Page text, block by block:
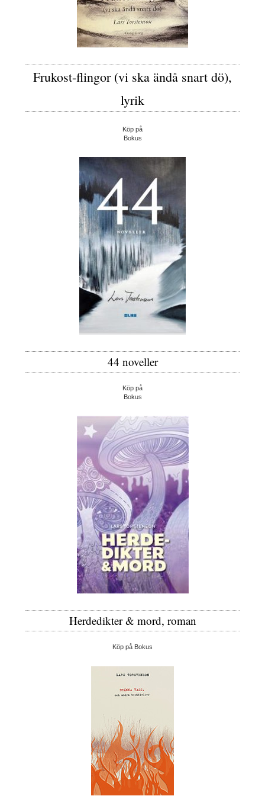
Frukost-flingor (vi ska ändå snart dö),
lyrik
Köp på
Bokus
44 noveller
Köp på
Bokus
Herdedikter & mord, roman
Köp på Bokus